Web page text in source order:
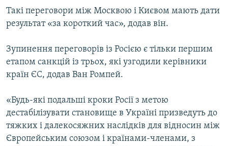
Такі переговори між Москвою і Києвом мають дати
результат «за короткий час», додав він.
Зупинення переговорів із Росією є тільки першим
етапом санкцій із трьох, які узгодили керівники
країн ЄС, додав Ван Ромпей.
«Будь-які подальші кроки Росії з метою
дестабілізувати становище в Україні призведуть до
тяжких і далекосяжних наслідків для відносин між
Європейським союзом і країнами-членами, з